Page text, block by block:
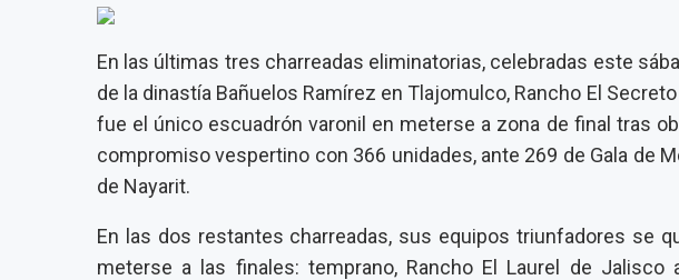
En las últimas tres charreadas eliminatorias, celebradas este
de la dinastía Bañuelos Ramírez en Tlajomulco, Rancho El
fue el único escuadrón varonil en meterse a zona de final tras
compromiso vespertino con 366 unidades, ante 269 de Gala de
de Nayarit.
En las dos restantes charreadas, sus equipos triunfadores se
meterse a las finales: temprano, Rancho El Laurel de Jalisco